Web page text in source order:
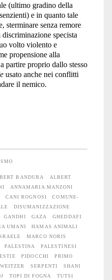
(ultimo gradino della
e in quanto tale
sterminare senza remore
specista
volto violento e
propensione alla
partire proprio dallo stesso
usato anche nei conflitti
il nemico.
BANDURA
ALBERT
ANNAMARIA MANZONI
CANI ROGNOSI
COMUNE-
DISUMANIZZAZIONE
GANDHI GAZA
GHEDDAFI
UMANI
HAMAS ANIMALI
MARCO NORIS
PALESTINA
PALESTINESI
PIDOCCHI
PRIMO
SERPENTI
SHANI
TOPI DI FOGNA
TUTSI